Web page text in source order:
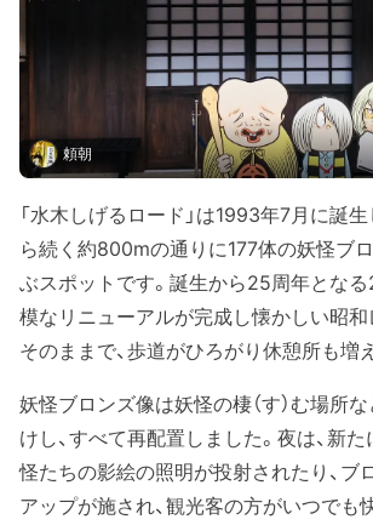
頼朝
「水木しげるロード」は1993年7月に誕
ら続く約800mの通りに177体の妖怪ブ
ぶスポットです。誕生から25周年とな
模なリニューアルが完成し懐かしい昭
そのままで、歩道がひろがり休憩所も増
妖怪ブロンズ像は妖怪の棲（す）む場所
けし、すべて再配置しました。夜は、新
怪たちの影絵の照明が投射されたり、ブ
アップが施され、観光客の方がいつでも